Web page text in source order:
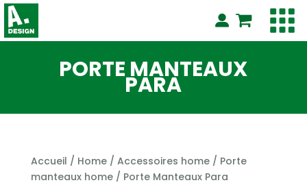
PORTE MANTEAUX
PARA
Accueil / Home/ Accessoires home/ Porte
manteaux home/ Porte Manteaux Para